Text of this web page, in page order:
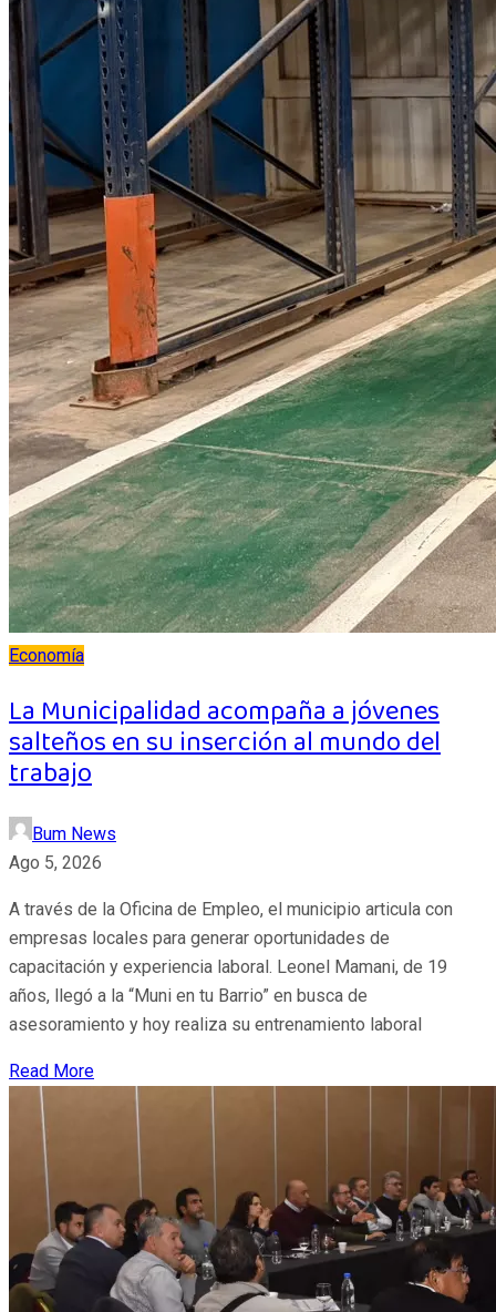
Economía
La Municipalidad acompaña a jóvenes
salteños en su inserción al mundo del
trabajo
Bum News
Ago 5, 2026
A través de la Oficina de Empleo, el municipio articula con
empresas locales para generar oportunidades de
capacitación y experiencia laboral. Leonel Mamani, de 19
años, llegó a la “Muni en tu Barrio” en busca de
asesoramiento y hoy realiza su entrenamiento laboral
Read More